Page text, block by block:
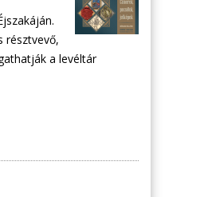
résztvevő,
a levéltár